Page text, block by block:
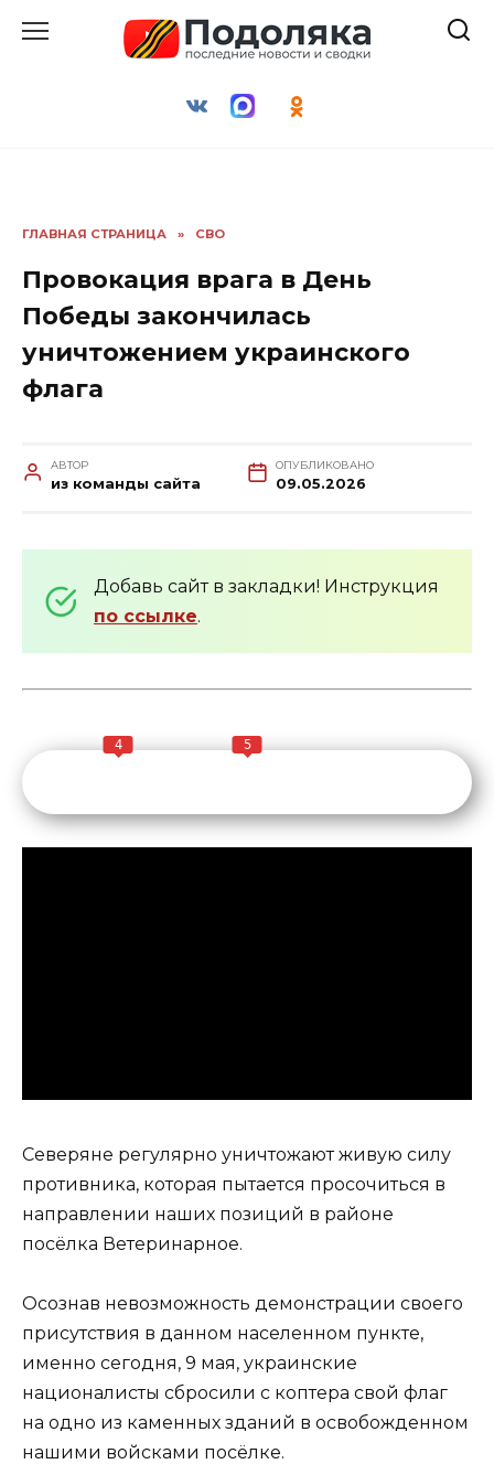
ГЛАВНАЯ СТРАНИЦА » СВО
Провокация врага в День
Победы закончилась
уничтожением украинского
флага
АВТОР
из команды сайта
ОПУБЛИКОВАНО
09.05.2026
Добавь сайт в закладки! Инструкция
по ссылке.
4 5
Северяне регулярно уничтожают живую силу
противника, которая пытается просочиться в
направлении наших позиций в районе
посёлка Ветеринарное.
Осознав невозможность демонстрации своего
присутствия в данном населенном пункте,
именно сегодня, 9 мая, украинские
националисты сбросили с коптера свой флаг
на одно из каменных зданий в освобожденном
нашими войсками посёлке.